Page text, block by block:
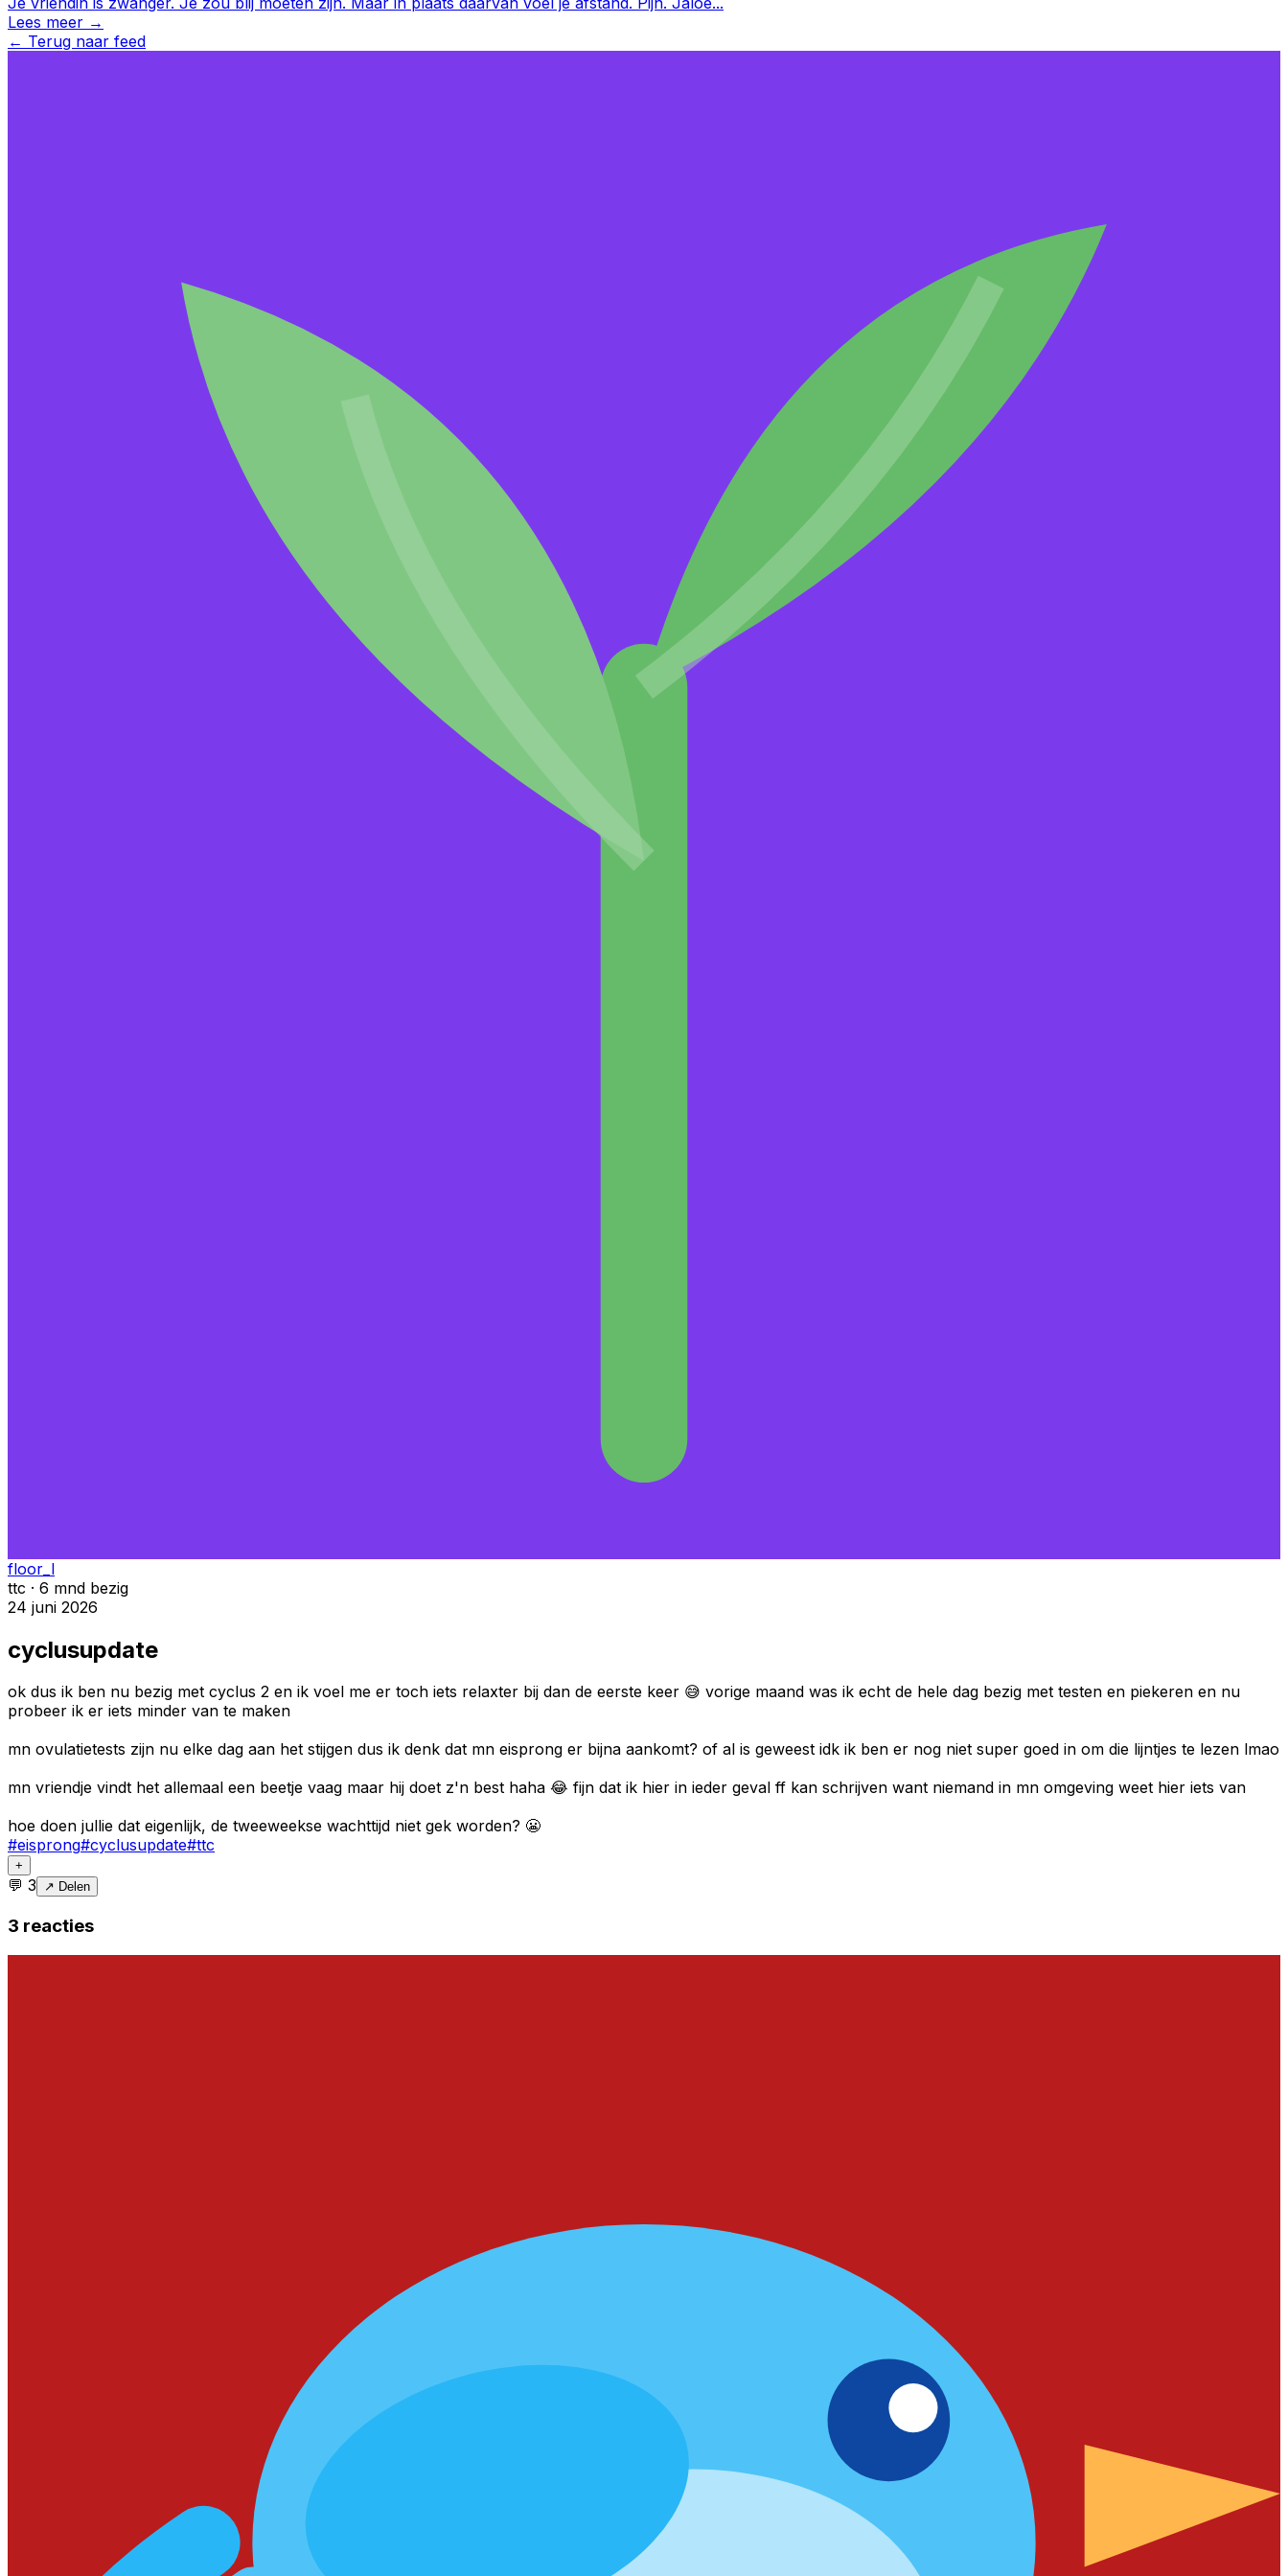
Lees meer →
← Terug naar feed
floor_l
ttc · 6 mnd bezig
24 juni 2026
cyclusupdate
ok dus ik ben nu bezig met cyclus 2 en ik voel me er toch iets relaxter bij dan de eerste keer 😅 vorige maand was ik echt de hele dag bezig met testen en piekeren en nu
probeer ik er iets minder van te maken
mn ovulatietests zijn nu elke dag aan het stijgen dus ik denk dat mn eisprong er bijna aankomt? of al is geweest idk ik ben er nog niet super goed in om die lijntjes te lezen lmao
mn vriendje vindt het allemaal een beetje vaag maar hij doet z'n best haha 😂 fijn dat ik hier in ieder geval ff kan schrijven want niemand in mn omgeving weet hier iets van
hoe doen jullie dat eigenlijk, de tweeweekse wachttijd niet gek worden? 😬
#eisprong#cyclusupdate#ttc
+
💬 3 ↗ Delen
3 reacties